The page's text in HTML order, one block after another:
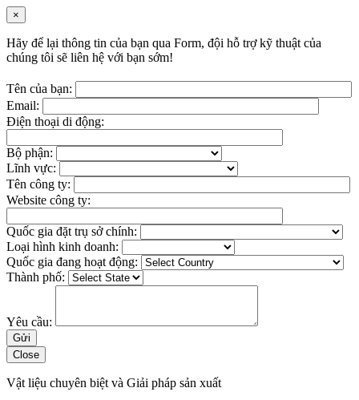
×
Hãy để lại thông tin của bạn qua Form, đội hỗ trợ kỹ thuật của
chúng tôi sẽ liên hệ với bạn sớm!
Tên của bạn:
Email:
Điện thoại di động:
Bộ phận:
Lĩnh vực:
Tên công ty:
Website công ty:
Quốc gia đặt trụ sở chính:
Loại hình kinh doanh:
Quốc gia đang hoạt động:
Thành phố:
Yêu cầu:
Close
Vật liệu chuyên biệt và Giải pháp sản xuất